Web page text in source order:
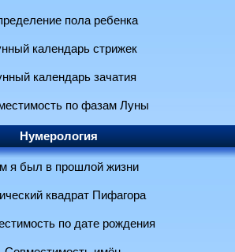
пола ребенка
календарь стрижек
календарь зачатия
по фазам Луны
Нумерология
я был в прошлой жизни
квадрат Пифагора
по дате рождения